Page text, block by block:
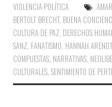
VIOLENCIA POLÍTICA
BERTOLT BRECHT, BUENA
CULTURA DE PAZ, DERECHOS
SANZ, FANATISMO, HANNAH ARENDT
COMPUESTAS, NARRATIVAS,
CULTURALES,SENTIMIENTO DE